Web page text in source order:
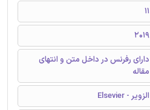
11
2019
دارای رفرنس در داخل متن و انتهای
مقاله
الزویر - Elsevier